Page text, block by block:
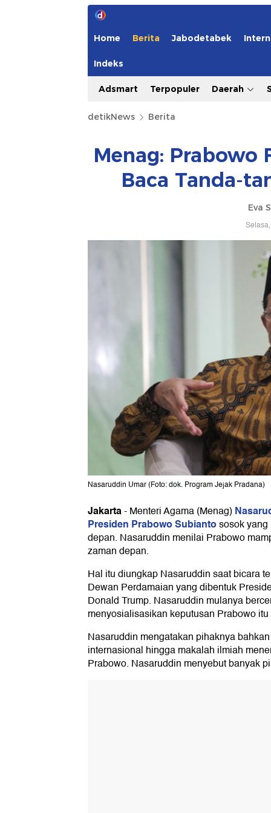
Home Berita Jabodetabek
Indeks
Adsmart Terpopuler Daerah
detikNews Berita
Menag: Prabowo
Baca Tanda-
Eva
Nasaruddin Umar (Foto: dok. Program Jejak Pradana)
Jakarta-Menteri Agama (Menag)
Presiden Prabowo Subiantososok
depan. Nasaruddin menilai Prabowo
zaman depan.
Hal itu diungkap Nasaruddin saat bicara
Dewan Perdamaian yang dibentuk
Donald Trump. Nasaruddin mulanya
menyosialisasikan keputusan Prabowo
Nasaruddin mengatakan pihaknya
internasional hingga makalah ilmiah
Prabowo. Nasaruddin menyebut banyak